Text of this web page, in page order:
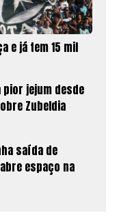
e já tem 15 mil
pior jejum desde
Zubeldia
saída de
espaço na